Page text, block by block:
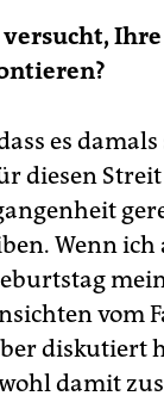
versucht,
es
diesen
Wenn ich
vom
diskutiert
damit